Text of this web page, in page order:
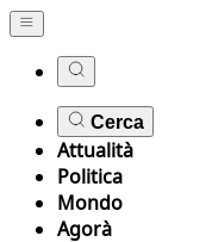
Cerca
Attualità
Politica
Mondo
Agorà